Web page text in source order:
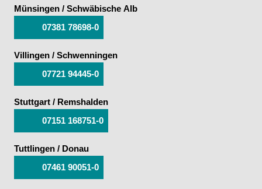
Münsingen / Schwäbische Alb
07381 78698-0
Villingen / Schwenningen
07721 94445-0
Stuttgart / Remshalden
07151 168751-0
Tuttlingen / Donau
07461 90051-0